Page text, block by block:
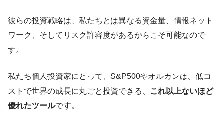
彼らの投資戦略は、私たちとは異なる資金量、情報ネット
ワーク、そしてリスク許容度があるからこそ可能なので
す。
私たち個人投資家にとって、S&P500やオルカンは、低コ
ストで世界の成長に丸ごと投資できる、
これ以上ないほど
優れたツールです。